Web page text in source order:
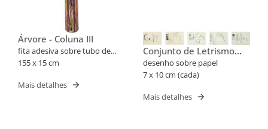
Árvore - Coluna III
fita adesiva sobre tubo de
PVC
155 x 15 cm
Mais detalhes
Conjunto de Letrismo
Para Nomes Próprios
(Cris, Edgar)
desenho sobre papel
7 x 10 cm (cada)
Mais detalhes